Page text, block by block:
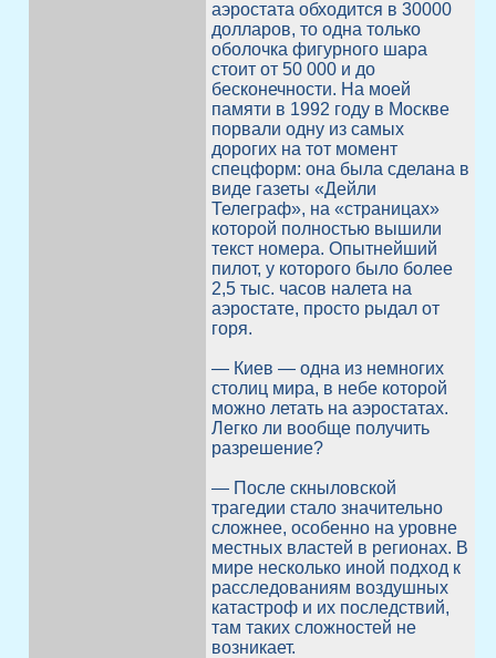
аэростата обходится в 30000
долларов, то одна только
оболочка фигурного шара
стоит от 50 000 и до
бесконечности. На моей
памяти в 1992 году в Москве
порвали одну из самых
дорогих на тот момент
спецформ: она была сделана в
виде газеты «Дейли
Телеграф», на «страницах»
которой полностью вышили
текст номера. Опытнейший
пилот, у которого было более
2,5 тыс. часов налета на
аэростате, просто рыдал от
горя.
— Киев — одна из немногих
столиц мира, в небе которой
можно летать на аэростатах.
Легко ли вообще получить
разрешение?
— После скныловской
трагедии стало значительно
сложнее, особенно на уровне
местных властей в регионах. В
мире несколько иной подход к
расследованиям воздушных
катастроф и их последствий,
там таких сложностей не
возникает.